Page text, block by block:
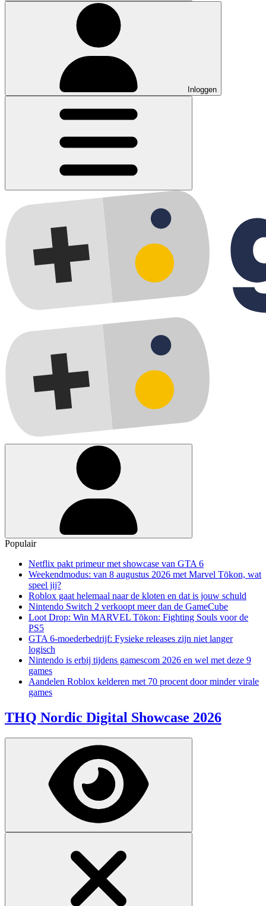
Inloggen
Populair
Netflix pakt primeur met showcase van GTA 6
Weekendmodus: van 8 augustus 2026 met Marvel Tōkon, wat
speel jij?
Roblox gaat helemaal naar de kloten en dat is jouw schuld
Nintendo Switch 2 verkoopt meer dan de GameCube
Loot Drop: Win MARVEL Tōkon: Fighting Souls voor de
PS5
GTA 6-moederbedrijf: Fysieke releases zijn niet langer
logisch
Nintendo is erbij tijdens gamescom 2026 en wel met deze 9
games
Aandelen Roblox kelderen met 70 procent door minder virale
games
THQ Nordic Digital Showcase 2026